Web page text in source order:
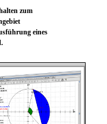
zum
eines